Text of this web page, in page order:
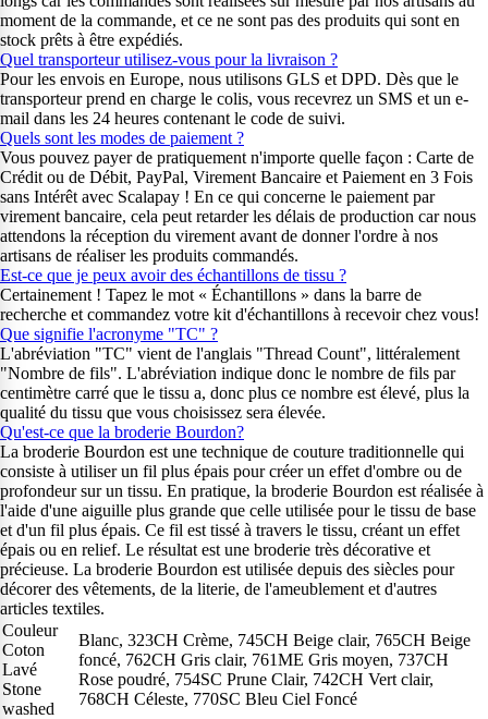
moment de la commande, et ce ne sont pas des produits qui sont en
stock prêts à être expédiés.
Quel transporteur utilisez-vous pour la livraison ?
Pour les envois en Europe, nous utilisons GLS et DPD. Dès que le
transporteur prend en charge le colis, vous recevrez un SMS et un e-
mail dans les 24 heures contenant le code de suivi.
Quels sont les modes de paiement ?
Vous pouvez payer de pratiquement n'importe quelle façon : Carte de
Crédit ou de Débit, PayPal, Virement Bancaire et Paiement en 3 Fois
sans Intérêt avec Scalapay ! En ce qui concerne le paiement par
virement bancaire, cela peut retarder les délais de production car nous
attendons la réception du virement avant de donner l'ordre à nos
artisans de réaliser les produits commandés.
Est-ce que je peux avoir des échantillons de tissu ?
Certainement ! Tapez le mot « Échantillons » dans la barre de
recherche et commandez votre kit d'échantillons à recevoir chez vous!
Que signifie l'acronyme "TC" ?
L'abréviation "TC" vient de l'anglais "Thread Count", littéralement
"Nombre de fils". L'abréviation indique donc le nombre de fils par
centimètre carré que le tissu a, donc plus ce nombre est élevé, plus la
qualité du tissu que vous choisissez sera élevée.
Qu'est-ce que la broderie Bourdon?
La broderie Bourdon est une technique de couture traditionnelle qui
consiste à utiliser un fil plus épais pour créer un effet d'ombre ou de
profondeur sur un tissu. En pratique, la broderie Bourdon est réalisée à
l'aide d'une aiguille plus grande que celle utilisée pour le tissu de base
et d'un fil plus épais. Ce fil est tissé à travers le tissu, créant un effet
épais ou en relief. Le résultat est une broderie très décorative et
précieuse. La broderie Bourdon est utilisée depuis des siècles pour
décorer des vêtements, de la literie, de l'ameublement et d'autres
articles textiles.
Couleur
Coton
Lavé
Stone
washed
Blanc, 323CH Crème, 745CH Beige clair, 765CH Beige
foncé, 762CH Gris clair, 761ME Gris moyen, 737CH
Rose poudré, 754SC Prune Clair, 742CH Vert clair,
768CH Céleste, 770SC Bleu Ciel Foncé